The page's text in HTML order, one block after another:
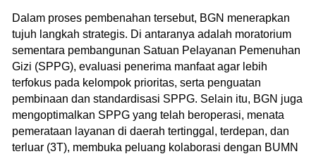
Dalam proses pembenahan tersebut, BGN menerapkan
tujuh langkah strategis. Di antaranya adalah moratorium
sementara pembangunan Satuan Pelayanan Pemenuhan
Gizi (SPPG), evaluasi penerima manfaat agar lebih
terfokus pada kelompok prioritas, serta penguatan
pembinaan dan standardisasi SPPG. Selain itu, BGN juga
mengoptimalkan SPPG yang telah beroperasi, menata
pemerataan layanan di daerah tertinggal, terdepan, dan
terluar (3T), membuka peluang kolaborasi dengan BUMN